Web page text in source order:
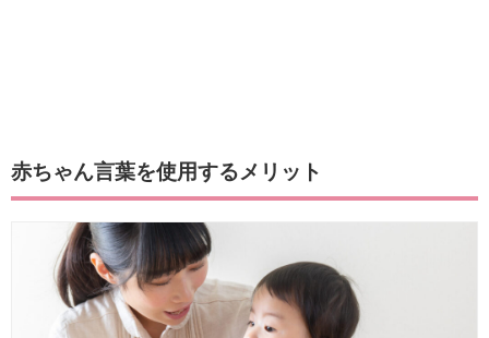
赤ちゃん言葉を使用するメリット